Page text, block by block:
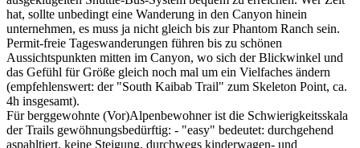
hat, sollte unbedingt eine Wanderung in den Canyon hinein
unternehmen, es muss ja nicht gleich bis zur Phantom Ranch sein.
Permit-freie Tageswanderungen führen bis zu schönen
Aussichtspunkten mitten im Canyon, wo sich der Blickwinkel und
das Gefühl für Größe gleich noch mal um ein Vielfaches ändern
(empfehlenswert: der "South Kaibab Trail" zum Skeleton Point, ca.
4h insgesamt).
Für berggewohnte (Vor)Alpenbewohner ist die Schwierigkeitsskala
der Trails gewöhnungsbedürftig: - "easy" bedeutet: durchgehend
aspahltiert, keine Steigung, durchwegs kinderwagen- und